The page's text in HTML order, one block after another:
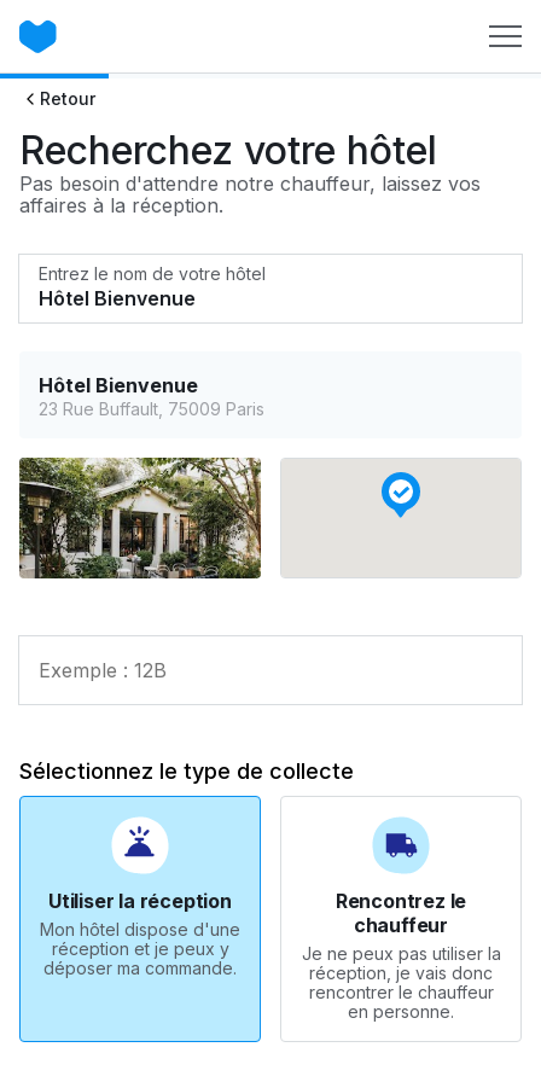
Retour
Recherchez votre hôtel
Pas besoin d'attendre notre chauffeur, laissez vos
affaires à la réception.
Entrez le nom de votre hôtel
Hôtel Bienvenue
23 Rue Buffault, 75009 Paris
Sélectionnez le type de collecte
Utiliser la réception
Mon hôtel dispose d'une
réception et je peux y
déposer ma commande.
Rencontrez le
chauffeur
Je ne peux pas utiliser la
réception, je vais donc
rencontrer le chauffeur
en personne.